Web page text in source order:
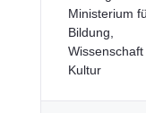
Ministerium
Bildung,
Wissenschaft
Kultur